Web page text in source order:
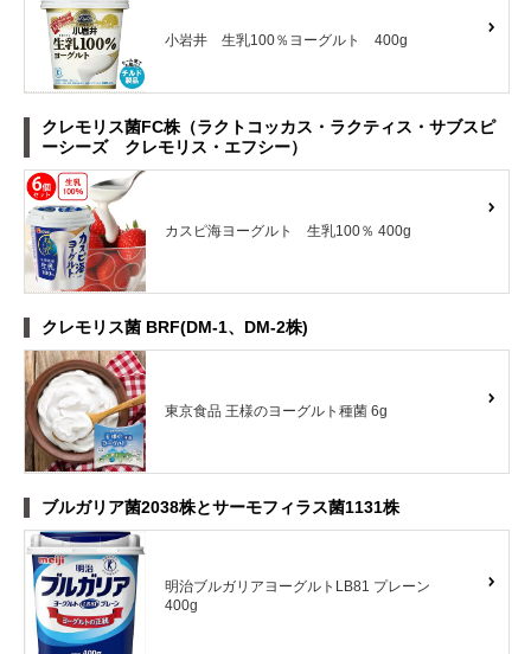
小岩井 生乳100％ヨーグルト 400g
クレモリス菌FC株（ラクトコッカス・ラクティス・サブスピ
ーシーズ クレモリス・エフシー）
カスピ海ヨーグルト 生乳100％ 400g
クレモリス菌 BRF(DM-1、DM-2株)
東京食品 王様のヨーグルト種菌 6g
ブルガリア菌2038株とサーモフィラス菌1131株
明治ブルガリアヨーグルトLB81 プレーン
400g